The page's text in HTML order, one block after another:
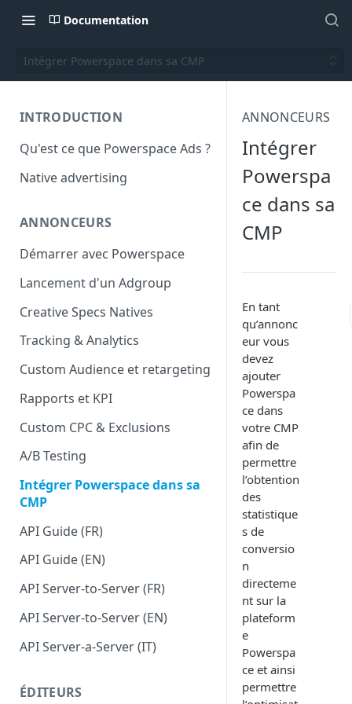
Documentation
Intégrer Powerspace dans sa CMP
INTRODUCTION
Qu'est ce que Powerspace Ads ?
Native advertising
ANNONCEURS
Démarrer avec Powerspace
Lancement d'un Adgroup
Creative Specs Natives
Tracking & Analytics
Custom Audience et retargeting
Rapports et KPI
Custom CPC & Exclusions
A/B Testing
Intégrer Powerspace dans sa
CMP
API Guide (FR)
API Guide (EN)
API Server-to-Server (FR)
API Server-to-Server (EN)
API Server-a-Server (IT)
ÉDITEURS
ANNONCEURS
Intégrer
Powerspa
ce dans sa
CMP
En tant
qu’annonc
eur vous
devez
ajouter
Powerspa
ce dans
votre CMP
afin de
permettre
l’obtention
des
statistique
s de
conversio
n
directeme
nt sur la
plateform
e
Powerspa
ce et ainsi
permettre